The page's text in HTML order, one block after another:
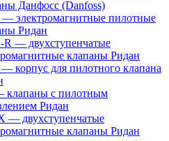
Данфосс (Danfoss)
электромагнитные пилотные
Ридан
— двухступенчатые
клапаны Ридан
корпус для пилотного клапана
клапаны с пилотным
Ридан
— двухступенчатые
клапаны Ридан